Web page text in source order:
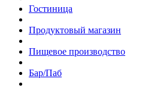
Гостиница
Продуктовый магазин
Пищевое производство
Бар/Паб